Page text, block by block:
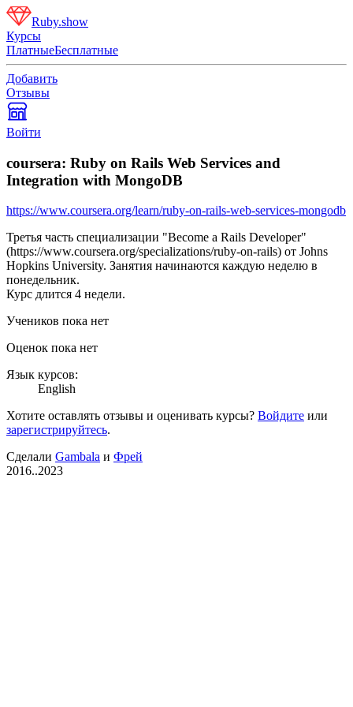
Ruby.show
Курсы
ПлатныеБесплатные
Добавить
Отзывы
Войти
coursera: Ruby on Rails Web Services and
Integration with MongoDB
https://www.coursera.org/learn/ruby-on-rails-web-services-mongodb
Третья часть специализации "Become a Rails Developer"
(https://www.coursera.org/specializations/ruby-on-rails) от Johns
Hopkins University. Занятия начинаются каждую неделю в
понедельник.
Курс длится 4 недели.
Учеников пока нет
Оценок пока нет
Язык курсов:
English
Хотите оставлять отзывы и оценивать курсы? Войдите или
зарегистрируйтесь.
Сделали Gambala и Фрей
2016..2023